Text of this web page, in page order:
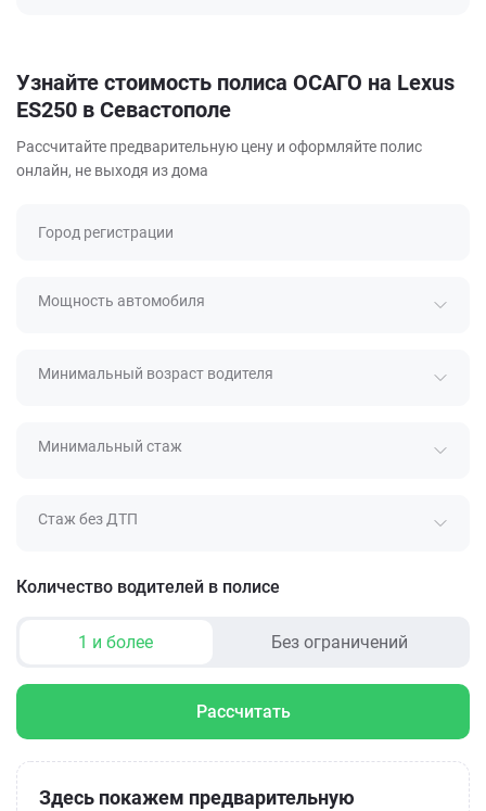
Узнайте стоимость полиса ОСАГО на Lexus
ES250 в Севастополе
Рассчитайте предварительную цену и оформляйте полис
онлайн, не выходя из дома
Город регистрации
Мощность автомобиля
Минимальный возраст водителя
Минимальный стаж
Стаж без ДТП
Количество водителей в полисе
1 и более Без ограничений
Рассчитать
Здесь покажем предварительную